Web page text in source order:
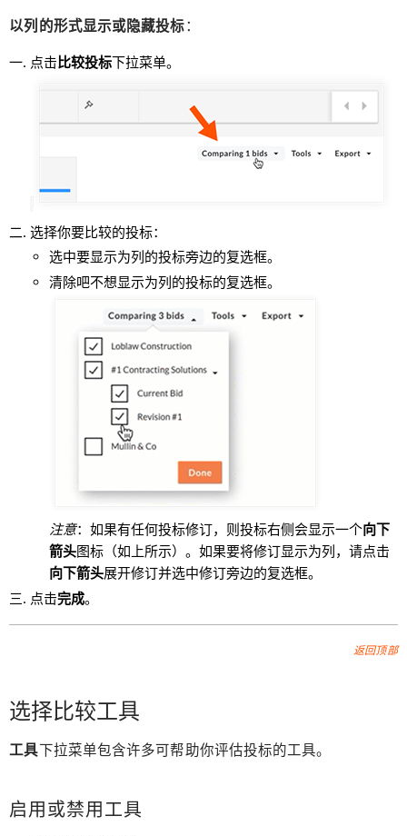
以列的形式显示或隐藏投标：
点击比较投标下拉菜单。
选择你要比较的投标：
选中要显示为列的投标旁边的复选框。
清除吧不想显示为列的投标的复选框。
注意：如果有任何投标修订，则投标右侧会显示一个向下
箭头图标（如上所示）。如果要将修订显示为列，请点击
向下箭头展开修订并选中修订旁边的复选框。
点击完成。
返回顶部
选择比较工具
工具下拉菜单包含许多可帮助你评估投标的工具。
启用或禁用工具